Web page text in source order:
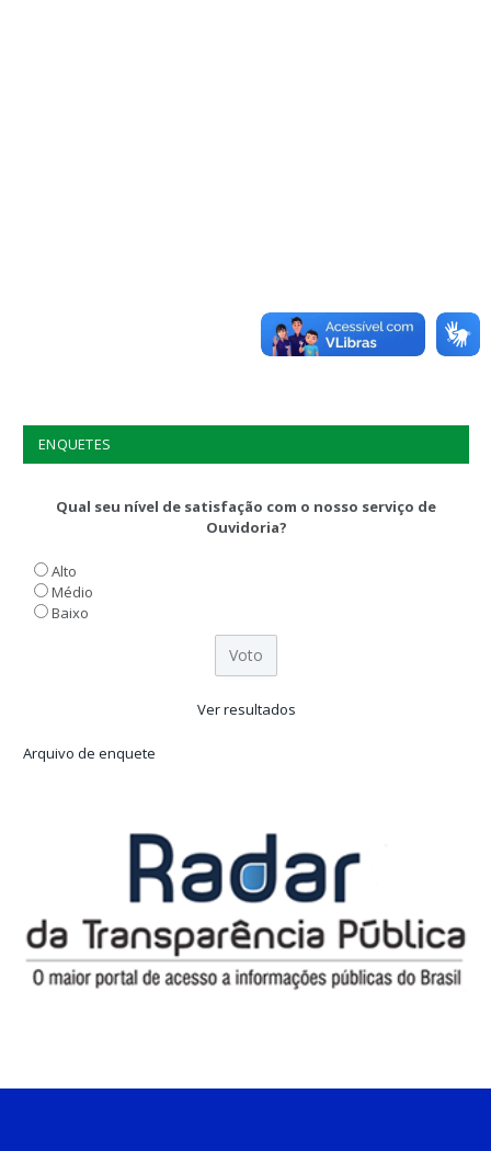
ENQUETES
Qual seu nível de satisfação com o nosso serviço de
Ouvidoria?
Alto
Médio
Baixo
Ver resultados
Arquivo de enquete